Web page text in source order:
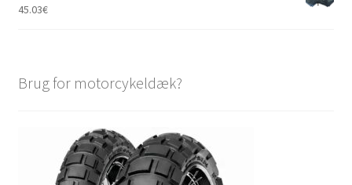
45.03€
Brug for motorcykeldæk?